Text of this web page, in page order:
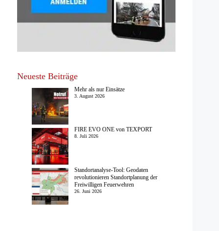
Neueste Beiträge
Mehr als nur Einsätze
3. August 2026
FIRE EVO ONE von TEXPORT
8. Juli 2026
Standortanalyse-Tool: Geodaten
revolutionieren Standortplanung der
Freiwilligen Feuerwehren
26. Juni 2026